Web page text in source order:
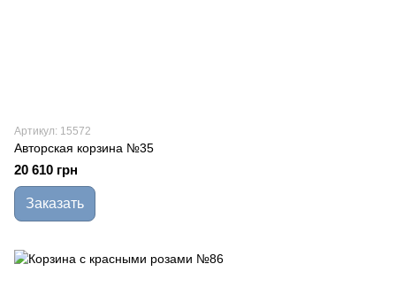
Артикул: 15572
Авторская корзина №35
20 610 грн
Заказать